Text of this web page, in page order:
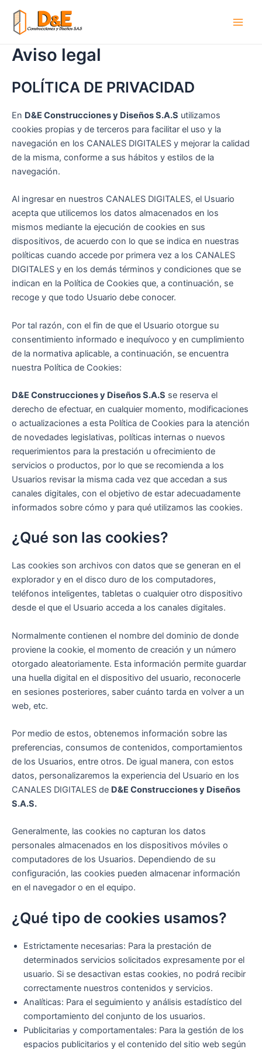
contenido
Aviso legal
POLÍTICA DE PRIVACIDAD
En D&E Construcciones y Diseños S.A.S utilizamos
cookies propias y de terceros para facilitar el uso y la
navegación en los CANALES DIGITALES y mejorar la calidad
de la misma, conforme a sus hábitos y estilos de la
navegación.
Al ingresar en nuestros CANALES DIGITALES, el Usuario
acepta que utilicemos los datos almacenados en los
mismos mediante la ejecución de cookies en sus
dispositivos, de acuerdo con lo que se indica en nuestras
políticas cuando accede por primera vez a los CANALES
DIGITALES y en los demás términos y condiciones que se
indican en la Política de Cookies que, a continuación, se
recoge y que todo Usuario debe conocer.
Por tal razón, con el fin de que el Usuario otorgue su
consentimiento informado e inequívoco y en cumplimiento
de la normativa aplicable, a continuación, se encuentra
nuestra Política de Cookies:
D&E Construcciones y Diseños S.A.S se reserva el
derecho de efectuar, en cualquier momento, modificaciones
o actualizaciones a esta Política de Cookies para la atención
de novedades legislativas, políticas internas o nuevos
requerimientos para la prestación u ofrecimiento de
servicios o productos, por lo que se recomienda a los
Usuarios revisar la misma cada vez que accedan a sus
canales digitales, con el objetivo de estar adecuadamente
informados sobre cómo y para qué utilizamos las cookies.
¿Qué son las cookies?
Las cookies son archivos con datos que se generan en el
explorador y en el disco duro de los computadores,
teléfonos inteligentes, tabletas o cualquier otro dispositivo
desde el que el Usuario acceda a los canales digitales.
Normalmente contienen el nombre del dominio de donde
proviene la cookie, el momento de creación y un número
otorgado aleatoriamente. Esta información permite guardar
una huella digital en el dispositivo del usuario, reconocerle
en sesiones posteriores, saber cuánto tarda en volver a un
web, etc.
Por medio de estos, obtenemos información sobre las
preferencias, consumos de contenidos, comportamientos
de los Usuarios, entre otros. De igual manera, con estos
datos, personalizaremos la experiencia del Usuario en los
CANALES DIGITALES de D&E Construcciones y Diseños
S.A.S.
Generalmente, las cookies no capturan los datos
personales almacenados en los dispositivos móviles o
computadores de los Usuarios. Dependiendo de su
configuración, las cookies pueden almacenar información
en el navegador o en el equipo.
¿Qué tipo de cookies usamos?
Estrictamente necesarias: Para la prestación de
determinados servicios solicitados expresamente por el
usuario. Si se desactivan estas cookies, no podrá recibir
correctamente nuestros contenidos y servicios.
Analíticas: Para el seguimiento y análisis estadístico del
comportamiento del conjunto de los usuarios.
Publicitarias y comportamentales: Para la gestión de los
espacios publicitarios y el contenido del sitio web según